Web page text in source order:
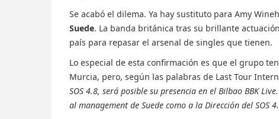
Se acabó el dilema. Ya hay sustituto para Amy
Suede. La banda británica tras su brillante
país para repasar el arsenal de singles que tienen.
Lo especial de esta confirmación es que el grupo
Murcia, pero, según las palabras de Last Tour
SOS 4.8, será posible su presencia en el Bilbao BBK
al management de Suede como a la Dirección del SOS